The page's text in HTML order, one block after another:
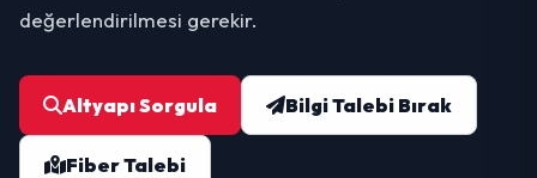
değerlendirilmesi gerekir.
Altyapı Sorgula Bilgi Talebi Bırak
Fiber Talebi